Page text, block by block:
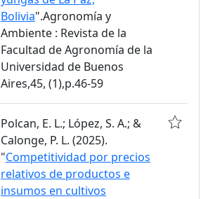
Bolivia".Agronomía y
Ambiente : Revista de la
Facultad de Agronomía de la
Universidad de Buenos
Aires,45, (1),p.46-59
Polcan, E. L.; López, S. A.; &
Calonge, P. L. (2025).
"Competitividad por precios
relativos de productos e
insumos en cultivos